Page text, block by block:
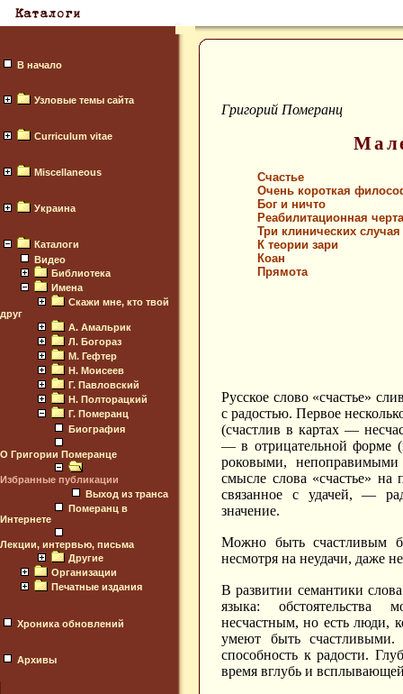
В начало
Узловые темы сайта
Curriculum vitae
Miscellaneous
Украина
Каталоги
Видео
Библиотека
Имена
Скажи мне, кто твой
друг
А. Амальрик
Л. Богораз
М. Гефтер
Н. Моисеев
Г. Павловский
Н. Полторацкий
Г. Померанц
Биография
О Григории Померанце
Избранные публикации
Выход из транса
Померанц в
Интернете
Лекции, интервью, письма
Другие
Организации
Печатные издания
Хроника обновлений
Архивы
Григорий Померанц
Счастье
Очень короткая
Бог и ничто
Реабилитационная черта
Три клинических случая
К теории зари
Коан
Прямота
Русское слово «счастье»
с радостью. Первое
(счастлив в картах —
— в отрицательной форме
роковыми,
смысле слова «счастье» на
связанное с удачей, —
значение.
Можно быть счастливым
несмотря на неудачи, даже
В развитии семантики слова
языка: обстоятельства
несчастным, но есть люди,
умеют быть
способность к радости.
время вглубь и